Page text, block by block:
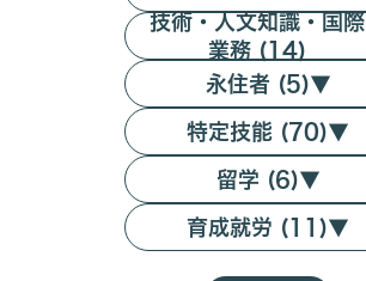
技術・人文知識・国際
業務 (14)
永住者 (5)▼
特定技能 (70)▼
留学 (6)▼
育成就労 (11)▼